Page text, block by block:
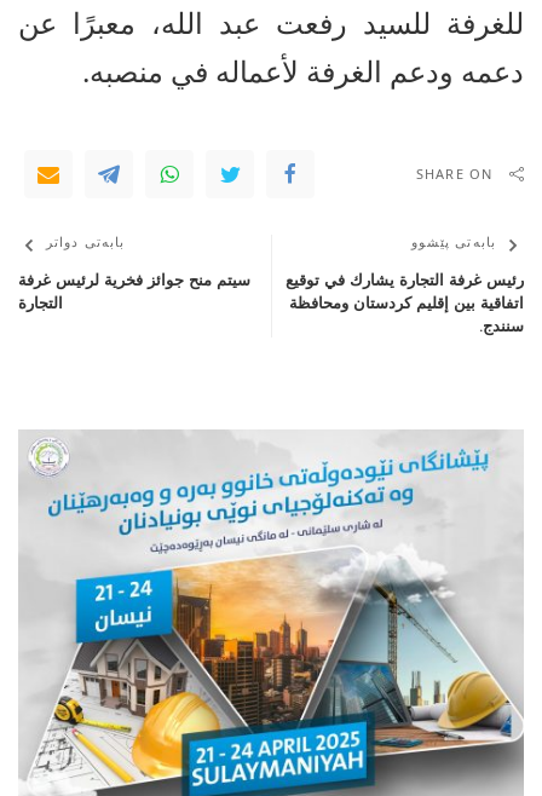
للغرفة للسيد رفعت عبد الله، معبرًا عن
دعمه ودعم الغرفة لأعماله في منصبه.
SHARE ON
بابەتی پێشوو
رئيس غرفة التجارة يشارك في توقيع
اتفاقية بين إقليم كردستان ومحافظة
سنندج.
بابەتی دواتر
سيتم منح جوائز فخرية لرئيس غرفة
التجارة